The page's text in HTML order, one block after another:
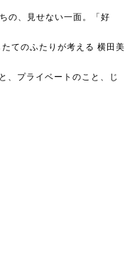
、見せない一面。「好
のふたりが考える 横田美
プライベートのこと、じ